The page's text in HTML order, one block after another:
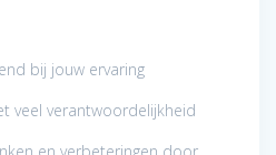
bij jouw ervaring
veel verantwoordelijkheid